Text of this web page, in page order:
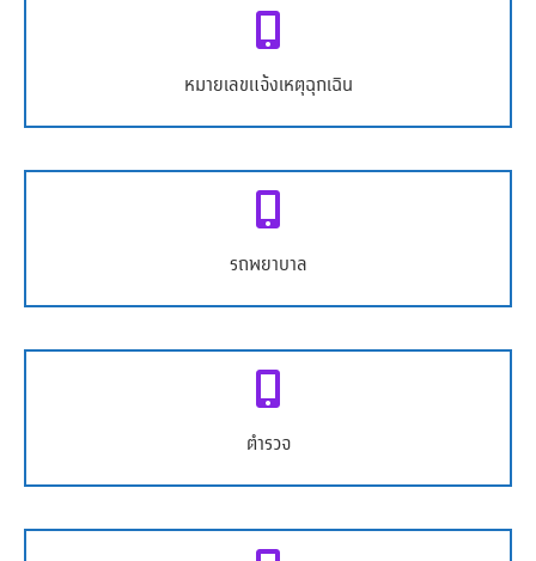
หมายเลขแจ้งเหตุฉุกเฉิน
หมายเลขโทรศัพท์
911
รถพยาบาล
หมายเลขโทรศัพท์
997
ตำรวจ
หมายเลขโทรศัพท์
999